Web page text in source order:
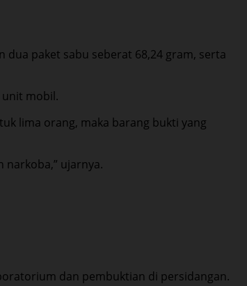
dua paket sabu seberat 68,24 gram, serta
unit mobil.
lima orang, maka barang bukti yang
narkoba,” ujarnya.
dan pembuktian di persidangan.